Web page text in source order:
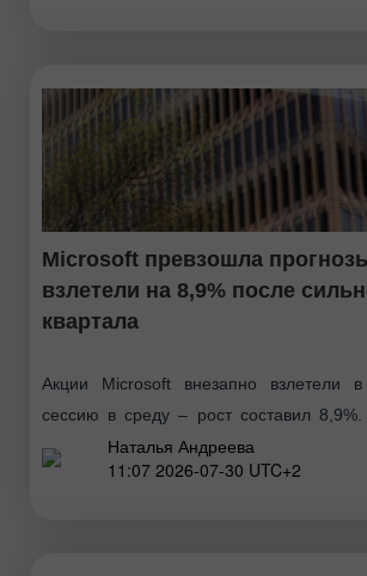
Microsoft превзошла
взлетели на 8,9% после
квартала
Акции Microsoft внезапно взлетели в
сессию в среду – рост составил
после публикации квартального
ключевые показатели компании
Наталья Андреева
11:07 2026-07-30 UTC+2